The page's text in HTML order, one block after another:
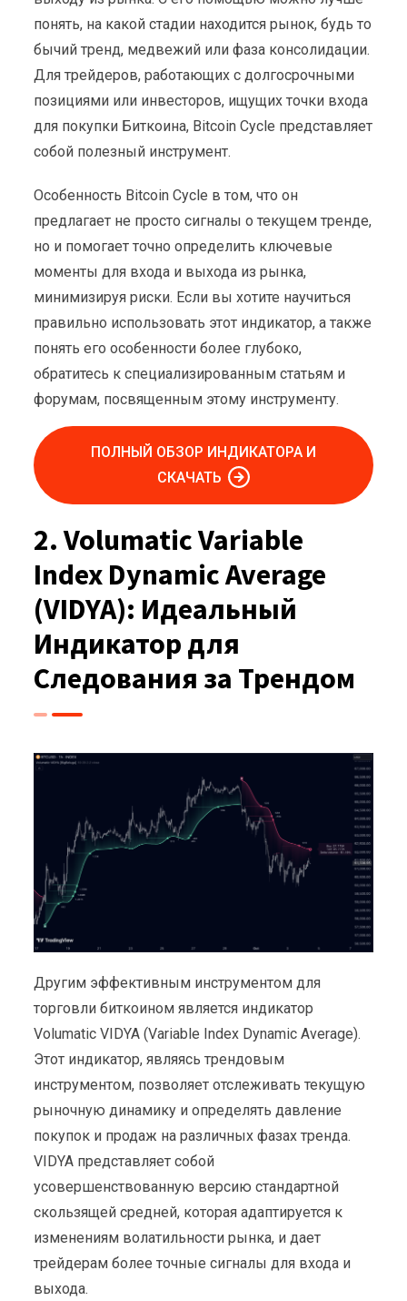
понять, на какой стадии находится рынок, будь то
бычий тренд, медвежий или фаза консолидации.
Для трейдеров, работающих с долгосрочными
позициями или инвесторов, ищущих точки входа
для покупки Биткоина, Bitcoin Cycle представляет
собой полезный инструмент.
Особенность Bitcoin Cycle в том, что он
предлагает не просто сигналы о текущем тренде,
но и помогает точно определить ключевые
моменты для входа и выхода из рынка,
минимизируя риски. Если вы хотите научиться
правильно использовать этот индикатор, а также
понять его особенности более глубоко,
обратитесь к специализированным статьям и
форумам, посвященным этому инструменту.
ПОЛНЫЙ ОБЗОР ИНДИКАТОРА И
СКАЧАТЬ
2. Volumatic Variable
Index Dynamic Average
(VIDYA): Идеальный
Индикатор для
Следования за Трендом
Другим эффективным инструментом для
торговли биткоином является индикатор
Volumatic VIDYA (Variable Index Dynamic Average).
Этот индикатор, являясь трендовым
инструментом, позволяет отслеживать текущую
рыночную динамику и определять давление
покупок и продаж на различных фазах тренда.
VIDYA представляет собой
усовершенствованную версию стандартной
скользящей средней, которая адаптируется к
изменениям волатильности рынка, и дает
трейдерам более точные сигналы для входа и
выхода.